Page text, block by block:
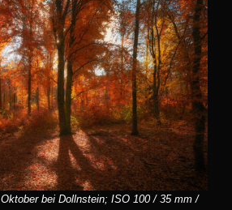
bei Dollnstein; ISO 100 / 35 mm /